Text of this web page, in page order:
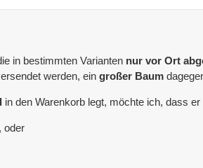
in bestimmten Varianten nur vor Ort
werden, ein großer Baum
in den Warenkorb legt, möchte ich, dass
, oder